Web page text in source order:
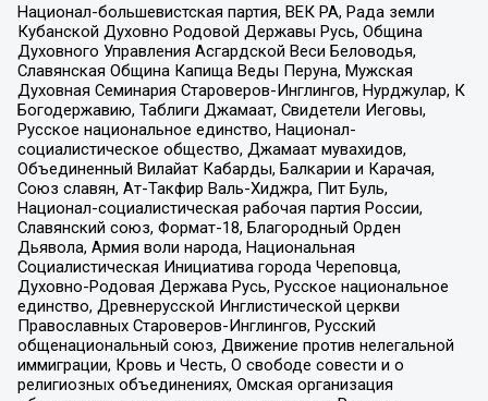
Национал-большевистская партия, ВЕК РА, Рада земли
Кубанской Духовно Родовой Державы Русь, Община
Духовного Управления Асгардской Веси Беловодья,
Славянская Община Капища Веды Перуна, Мужская
Духовная Семинария Староверов-Инглингов, Нурджулар, К
Богодержавию, Таблиги Джамаат, Свидетели Иеговы,
Русское национальное единство, Национал-
социалистическое общество, Джамаат мувахидов,
Объединенный Вилайат Кабарды, Балкарии и Карачая,
Союз славян, Ат-Такфир Валь-Хиджра, Пит Буль,
Национал-социалистическая рабочая партия России,
Славянский союз, Формат-18, Благородный Орден
Дьявола, Армия воли народа, Национальная
Социалистическая Инициатива города Череповца,
Духовно-Родовая Держава Русь, Русское национальное
единство, Древнерусской Инглистической церкви
Православных Староверов-Инглингов, Русский
общенациональный союз, Движение против нелегальной
иммиграции, Кровь и Честь, О свободе совести и о
религиозных объединениях, Омская организация